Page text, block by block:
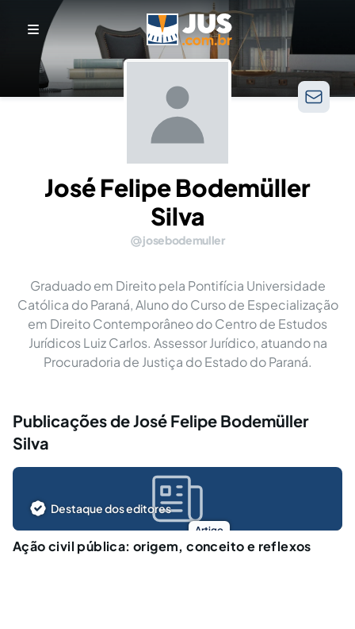
José Felipe Bodemüller
Silva
josebodemuller
Graduado em Direito pela Pontifícia Universidade
Católica do Paraná, Aluno do Curso de Especialização
em Direito Contemporâneo do Centro de Estudos
Jurídicos Luiz Carlos. Assessor Jurídico, atuando na
Procuradoria de Justiça do Estado do Paraná.
Publicações de José Felipe Bodemüller
Silva
Artigo
Destaque dos editores
Ação civil pública: origem, conceito e reflexos